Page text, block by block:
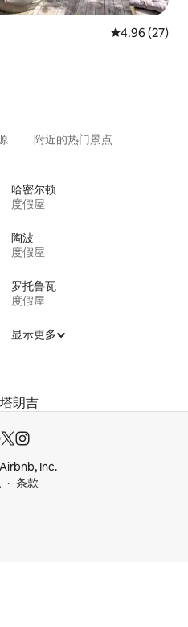
平均评分
4.96 (27)
附近的热门景点
哈密尔顿
度假屋
陶波
度假屋
罗托鲁瓦
度假屋
显示更多
朗吉
Inc.
条款